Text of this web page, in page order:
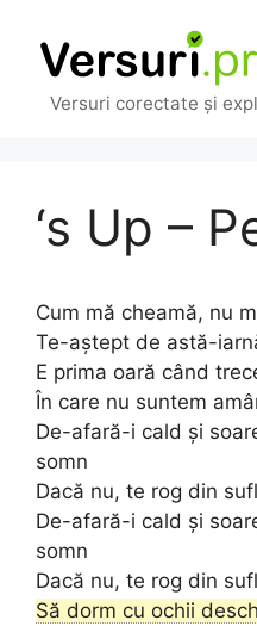
conținut
Versuri corectate și
‘s Up –
Cum mă cheamă, nu
Te-aștept de astă-
E prima oară când
În care nu suntem
De-afară-i cald și
somn
Dacă nu, te rog din
De-afară-i cald și
somn
Dacă nu, te rog din
Să dorm cu ochii